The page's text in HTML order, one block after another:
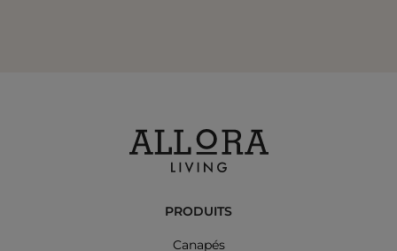
PRODUITS
Canapés